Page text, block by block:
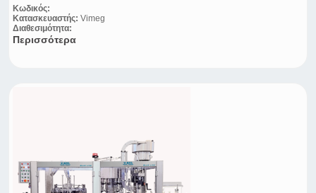
Κωδικός:
Κατασκευαστής: Vimeg
Διαθεσιμότητα:
Περισσότερα